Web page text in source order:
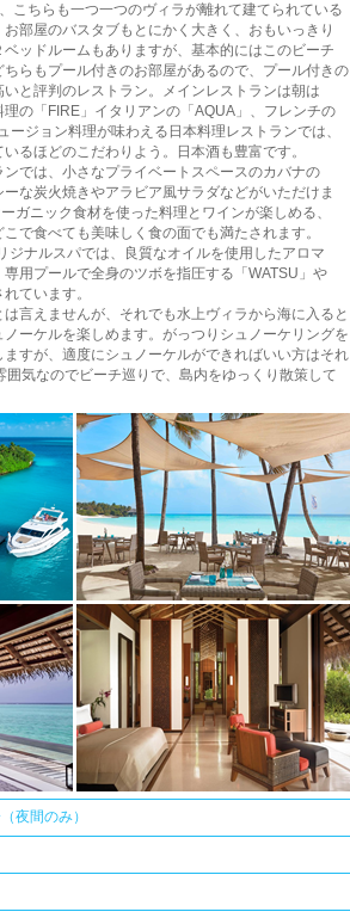
こちらも一つ一つのヴィラが離れて建てられている
部屋のバスタブもとにかく大きく、おもいっきり
ッドルームもありますが、基本的にはこのビーチ
らもプール付きのお部屋があるので、プール付きの
と評判のレストラン。メインレストランは朝は
の「FIRE」イタリアンの「AQUA」、フレンチの
ジョン料理が味わえる日本料理レストランでは、
るほどのこだわりよう。日本酒も豊富です。
では、小さなプライベートスペースのカバナの
な炭火焼きやアラビア風サラダなどがいただけま
ニック食材を使った料理とワインが楽しめる、
で食べても美味しく食の面でも満たされます。
ナルスパでは、良質なオイルを使用したアロマ
用プールで全身のツボを指圧する「WATSU」や
ています。
言えませんが、それでも水上ヴィラから海に入ると
ーケルを楽しめます。がっつりシュノーケリングを
すが、適度にシュノーケルができればいい方はそれ
気なのでビーチ巡りで、島内をゆっくり散策して
夜間のみ）